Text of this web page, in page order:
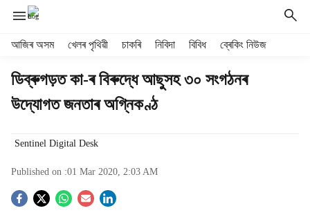
আজিৰ অসম খেলৰ পৃথিৱী চাকৰি নিবিদা বিবিধ ব্ৰেকিং নিউজ
ডিব্ৰুগড়ত কা-ৰ বিৰুদ্ধে আছুসহ ৩০ সংগঠনৰ
উদ্যোগত জনতাৰ অগ্নিকণ্ঠ
Sentinel Digital Desk
Published on :01 Mar 2020, 2:03 AM
S